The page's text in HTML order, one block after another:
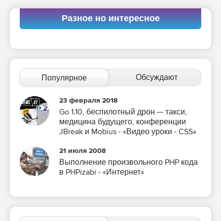
Разное но интересное
Популярное Обсуждают
23 февраля 2018
Go 1.10, беспилотный дрон — такси,
медицина будущего, конференции
JBreak и Mobius - «Видео уроки - CSS»
21 июля 2008
Выполнение произвольного PHP кода
в PHPizabi - «Интернет»